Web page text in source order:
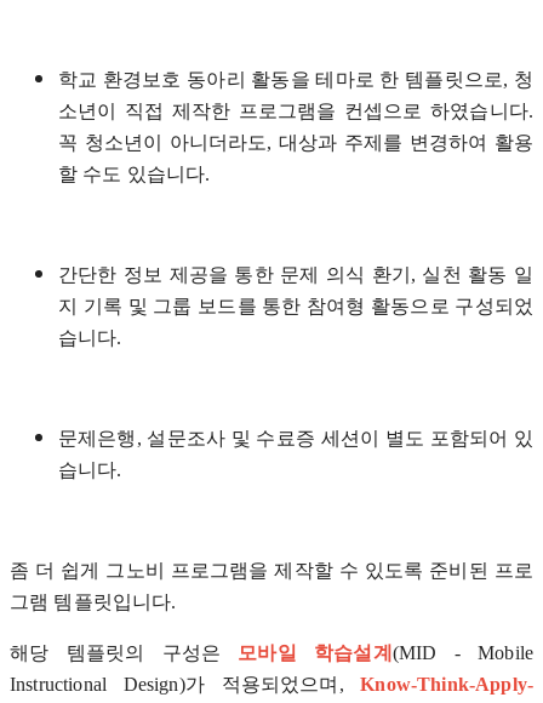
학교 환경보호 동아리 활동을 테마로 한 템플릿으로, 청
소년이 직접 제작한 프로그램을 컨셉으로 하였습니다.
꼭 청소년이 아니더라도, 대상과 주제를 변경하여 활용
할 수도 있습니다.
간단한 정보 제공을 통한 문제 의식 환기, 실천 활동 일
지 기록 및 그룹 보드를 통한 참여형 활동으로 구성되었
습니다.
문제은행, 설문조사 및 수료증 세션이 별도 포함되어 있
습니다.
좀 더 쉽게 그노비 프로그램을 제작할 수 있도록 준비된 프로
그램 템플릿입니다.
해당 템플릿의 구성은 모바일 학습설계 (MID - Mobile
Instructional Design)가 적용되었으며,Know-Think-Apply-